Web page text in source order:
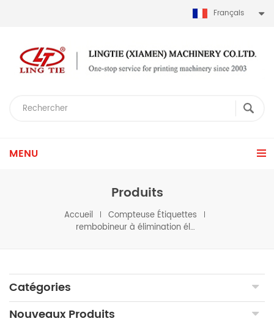
Français
MENU
Produits
Accueil
Compteuse Étiquettes
rembobineur à élimination électrostatique
Catégories
Nouveaux Produits